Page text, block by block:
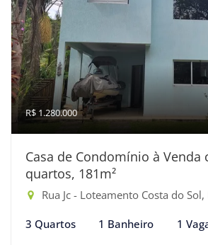
R$ 1.280.000
Casa de Condomínio à Venda
quartos, 181m²
Rua Jc - Loteamento Costa do
3 Quartos 1 Banheiro 1